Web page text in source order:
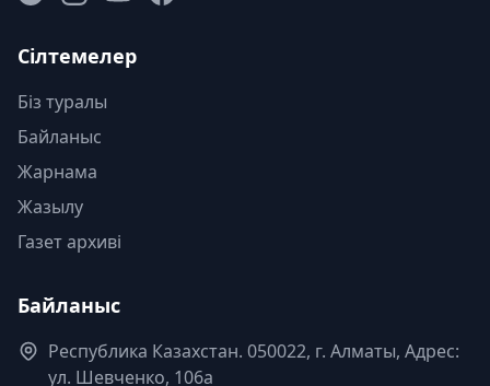
Сілтемелер
Біз туралы
Байланыс
Жарнама
Жазылу
Газет архиві
Байланыс
Республика Казахстан. 050022, г. Алматы, Адрес:
ул. Шевченко, 106а